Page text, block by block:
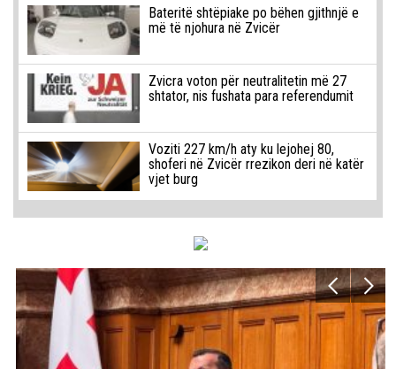
Bateritë shtëpiake po bëhen gjithnjë e
më të njohura në Zvicër
Zvicra voton për neutralitetin më 27
shtator, nis fushata para referendumit
Voziti 227 km/h aty ku lejohej 80,
shoferi në Zvicër rrezikon deri në katër
vjet burg